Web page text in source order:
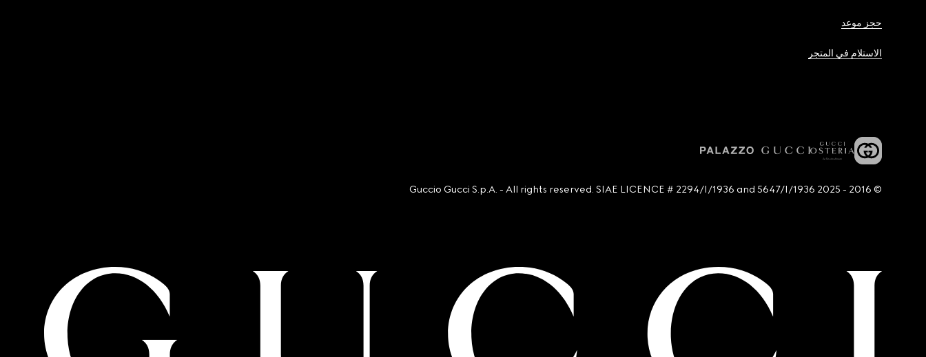
حجز موعد
الاستلام في المتجر
© 2016 - 2025 Guccio Gucci S.p.A. - All rights reserved. SIAE LICENCE # 2294/I/1936 and 5647/I/1936